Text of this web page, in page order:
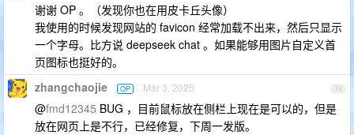
谢谢 OP 。（发现你也在用皮卡丘头像）
我使用的时候发现网站的 favicon 经常加载不出来，然后只显示
一个字母。比方说 deepseek chat 。如果能够用图片自定义首
页图标也挺好的。
74
zhangchaojie OP Mar 3, 2025
@fmd12345 BUG ，目前鼠标放在侧栏上现在是可以的，但是
放在网页上是不行，已经修复，下周一发版。